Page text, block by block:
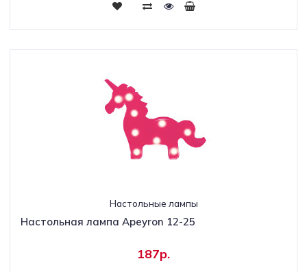
Настольные лампы
Настольная лампа Apeyron 12-25
187р.